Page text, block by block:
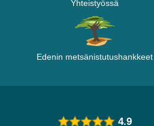
Yhteistyössä
Edenin metsänistutushankkeet
4.9